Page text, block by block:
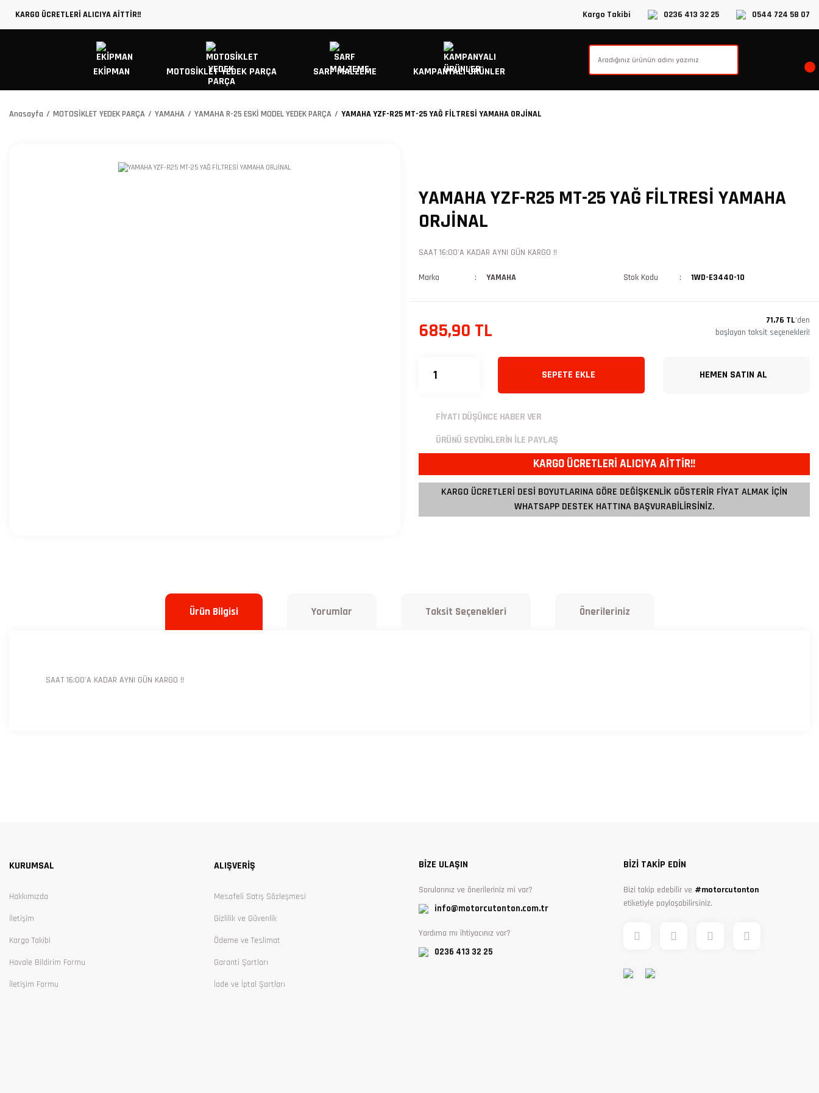
KARGO ÜCRETLERİ ALICIYA AİTTİR!! Kargo Takibi 0236 413 32 25 0544 724 58 07
EKİPMAN MOTOSİKLET YEDEK PARÇA SARF MALZEME KAMPANYALI ÜRÜNLER
Anasayfa MOTOSİKLET YEDEK PARÇA YAMAHA YAMAHA R-25 ESKİ MODEL YEDEK PARÇA YAMAHA YZF-R25 MT-25 YAĞ FİLTRESİ YAMAHA ORJİNAL
YAMAHA YZF-R25 MT-25 YAĞ FİLTRESİ YAMAHA
ORJİNAL
SAAT 16:00'A KADAR AYNI GÜN KARGO !!
Marka YAMAHA Stok Kodu 1WD-E3440-10
685,90 TL 71,76 TL’den
başlayan taksit seçenekleri!
SEPETE EKLE HEMEN SATIN AL
FİYATI DÜŞÜNCE HABER VER
ÜRÜNÜ SEVDİKLERİN İLE PAYLAŞ
KARGO ÜCRETLERİ ALICIYA AİTTİR!!
KARGO ÜCRETLERİ DESİ BOYUTLARINA GÖRE DEĞİŞKENLİK GÖSTERİR FİYAT ALMAK İÇİN
WHATSAPP DESTEK HATTINA BAŞVURABİLİRSİNİZ.
Ürün Bilgisi Yorumlar Taksit Seçenekleri Önerileriniz
SAAT 16:00'A KADAR AYNI GÜN KARGO !!
KURUMSAL
Hakkımızda
İletişim
Kargo Takibi
Havale Bildirim Formu
İletişim Formu
ALIŞVERİŞ
Mesafeli Satış Sözleşmesi
Gizlilik ve Güvenlik
Ödeme ve Teslimat
Garanti Şartları
İade ve İptal Şartları
BİZE ULAŞIN
Sorularınız ve önerileriniz mi var?
info@motorcutonton.com.tr
Yardıma mı ihtiyacınız var?
0236 413 32 25
BİZİ TAKİP EDİN
Bizi takip edebilir ve #motorcutonton
etiketiyle paylaşabilirsiniz.